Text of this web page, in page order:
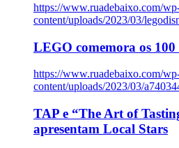
https://www.ruadebaixo.com/
content/uploads/2023/03/
LEGO comemora os 100
https://www.ruadebaixo.com/
content/uploads/2023/03/
TAP e “The Art of
apresentam Local Stars